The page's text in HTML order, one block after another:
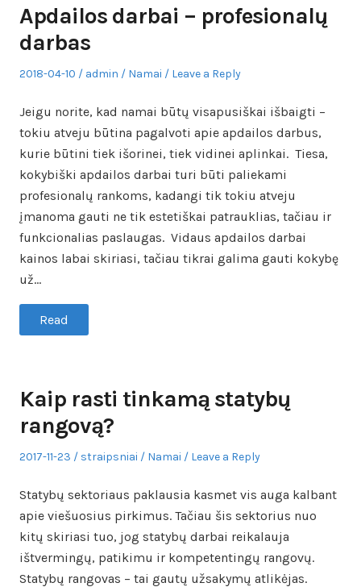
Apdailos darbai – profesionalų
darbas
Posted
2018-04-10 Author
admin
Posted
Namai Leave a Reply
Jeigu norite, kad namai būtų visapusiškai išbaigti –
tokiu atveju būtina pagalvoti apie apdailos darbus,
kurie būtini tiek išorinei, tiek vidinei aplinkai. Tiesa,
kokybiški apdailos darbai turi būti paliekami
profesionalų rankoms, kadangi tik tokiu atveju
įmanoma gauti ne tik estetiškai patrauklias, tačiau ir
funkcionalias paslaugas. Vidaus apdailos darbai
kainos labai skiriasi, tačiau tikrai galima gauti kokybę
už…
Read
Kaip rasti tinkamą statybų
rangovą?
Posted
2017-11-23 Author
straipsniai
Posted
Namai Leave a Reply
Statybų sektoriaus paklausia kasmet vis auga kalbant
apie viešuosius pirkimus. Tačiau šis sektorius nuo
kitų skiriasi tuo, jog statybų darbai reikalauja
ištvermingų, patikimu ir kompetentingų rangovų.
Statybų rangovas – tai gautų užsakymų atlikėjas.